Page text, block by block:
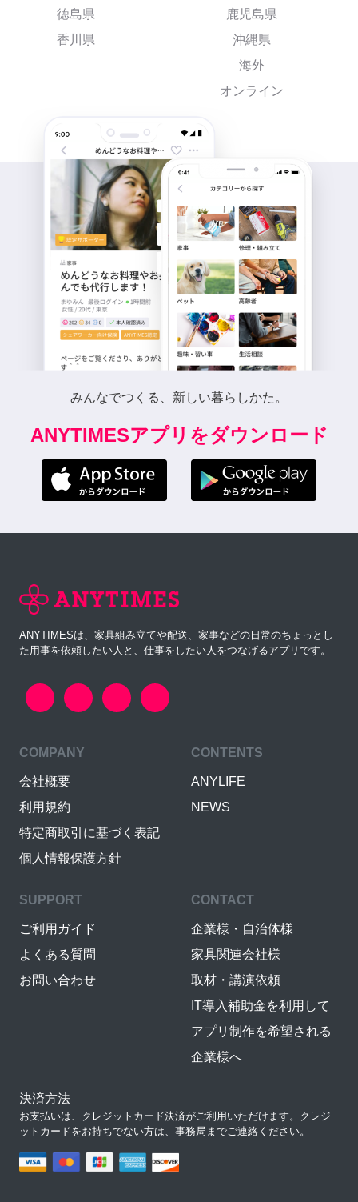
徳島県
香川県
鹿児島県
沖縄県
海外
オンライン
みんなでつくる、新しい暮らしかた。
ANYTIMESアプリをダウンロード
ANYTIMESは、家具組み立てや配送、家事などの日常のちょっとし
た用事を依頼したい人と、仕事をしたい人をつなげるアプリです。
COMPANY
会社概要
利用規約
特定商取引に基づく表記
個人情報保護方針
CONTENTS
ANYLIFE
NEWS
SUPPORT
ご利用ガイド
よくある質問
お問い合わせ
CONTACT
企業様・自治体様
家具関連会社様
取材・講演依頼
IT導入補助金を利用して
アプリ制作を希望される
企業様へ
決済方法
お支払いは、クレジットカード決済がご利用いただけます。クレジ
ットカードをお持ちでない方は、事務局までご連絡ください。